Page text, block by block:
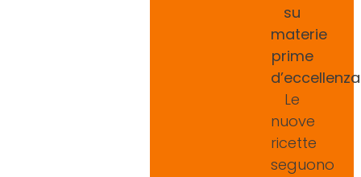
su
materie
prime
Le
nuove
ricette
seguono